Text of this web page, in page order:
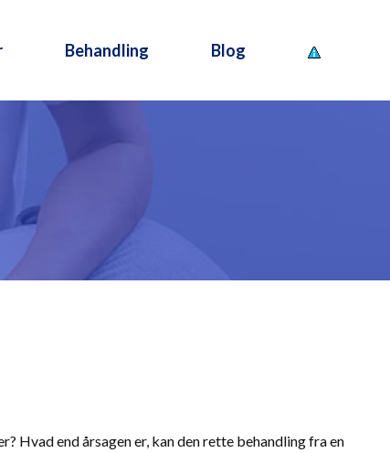
Behandling Blog
Hvad end årsagen er, kan den rette behandling fra en